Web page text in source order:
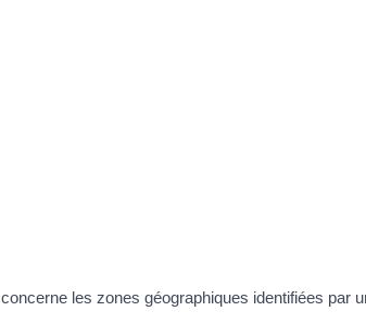
les zones géographiques identifiées par